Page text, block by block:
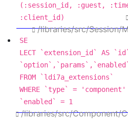
(:session_id, :guest, :
:client_id)
/libraries/src/Session/
SE
LECT `extension_id` AS
FROM
WHERE `type` = 'component'
`enabled` = 1
/libraries/src/Component/